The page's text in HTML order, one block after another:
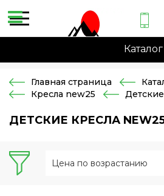
Главная страница
Кресла new25
ДЕТСКИЕ КРЕСЛА
Цена по возрастанию